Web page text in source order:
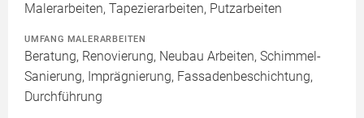
Malerarbeiten, Tapezierarbeiten, Putzarbeiten
UMFANG MALERARBEITEN
Beratung, Renovierung, Neubau Arbeiten, Schimmel-
Sanierung, Imprägnierung, Fassadenbeschichtung,
Durchführung